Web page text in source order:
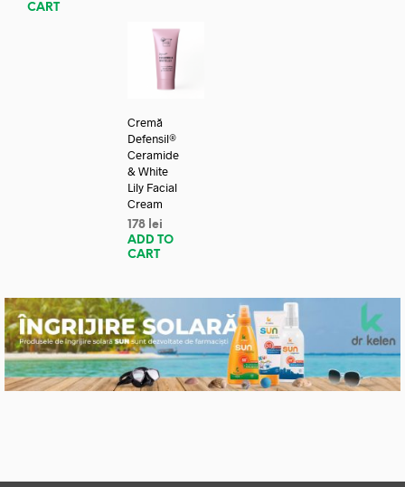
CART
Cremă
Defensil®
Ceramide
& White
Lily Facial
Cream
178 lei
ADD TO
CART